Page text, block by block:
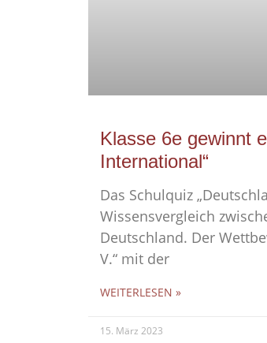
Klasse 6e gewinnt
International“
Das Schulquiz
Wissensvergleich
Deutschland. Der
V.“ mit der
WEITERLESEN »
15. März 2023